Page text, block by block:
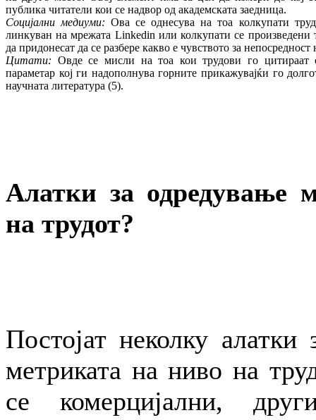
публика читатели кои се надвор од академската заедница.
Социјални медиуми: Ова се однесува на тоа колкупати
линкуван на мрежата Linkedin или колкупати се
да придонесат да се разбере какво е чувството за непосредност
Цитати: Овде се мисли на тоа кои трудови го цитираат
параметар кој ги надополнува горните прикажувајќи го
научната литература (5).
Алатки за одредување
на трудот?
Постојат неколку
метриката на ниво на
се комерцијални,